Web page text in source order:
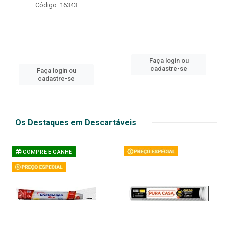
Código: 16343
Faça login ou
cadastre-se
Faça login ou
cadastre-se
Os Destaques em Descartáveis
COMPRE E GANHE